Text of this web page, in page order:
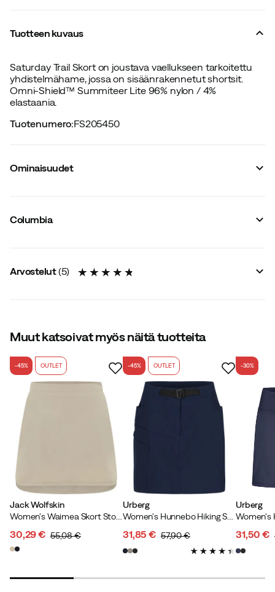
Tuotteen kuvaus
Saturday Trail Skort on joustava vaellukseen tarkoitettu
yhdistelmähame, jossa on sisäänrakennetut shortsit.
Omni-Shield™ Summiteer Lite 96% nylon / 4%
elastaania.
Tuotenumero:FS205450
Ominaisuudet
Skort
Koko-opas
Columbia
Arvostelut (5)
4.8
yhteensä 5 arvostelua
Yvonne R 1 kuukausi sitten Vahvistettu ostaja
Toetz D 3 vuotta sitten
Muut katsoivat myös näitä tuotteita
Jack Wolfskin
-45% OUTLET
discounted
30,29 €
original
55,08 €
Urberg
-45% OUTLET
discounted
31,85 €
original
57,90 €
Urberg
-30%
31,50 €
original